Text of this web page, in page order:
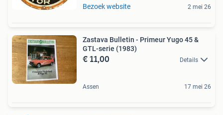
Bezoek website 2 mei 26
Zastava Bulletin - Primeur Yugo 45 &
GTL-serie (1983)
€ 11,00 Details
Assen 17 mei 26